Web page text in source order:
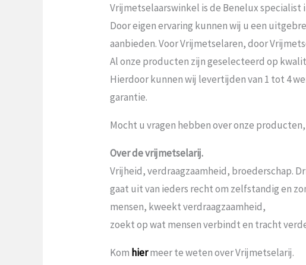
Vrijmetselaarswinkel is de Benelux
Door eigen ervaring kunnen wij u een
aanbieden. Voor Vrijmetselaren, door
Al onze producten zijn geselecteerd op
Hierdoor kunnen wij levertijden van 1 tot 4
garantie.
Mocht u vragen hebben over onze
Over de vrijmetselarij.
Vrijheid, verdraagzaamheid, broederschap.
gaat uit van ieders recht om zelfstandig en
mensen, kweekt verdraagzaamheid,
zoekt op wat mensen verbindt en tracht
Kom hiermeer te weten over Vrijmetselarij.